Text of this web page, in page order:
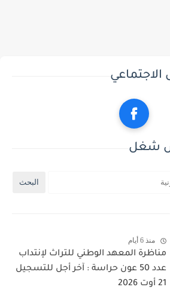
شغل
منذ 6 أيام
المعهد الوطني للتراث لإنتداب
عدد 50 عون حراسة : آخر أجل للتسجيل